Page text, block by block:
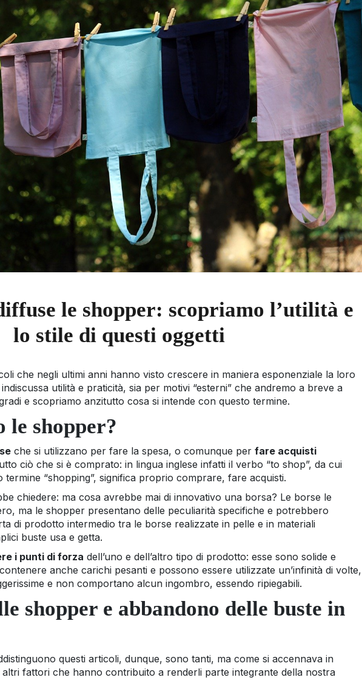
le shopper: scopriamo l’utilità e
lo stile di questi oggetti
che negli ultimi anni hanno visto crescere in maniera esponenziale la loro
utilità e praticità, sia per motivi “esterni” che andremo a breve a
e scopriamo anzitutto cosa si intende con questo termine.
le shopper?
che si utilizzano per fare la spesa, o comunque per fare acquisti
ciò che si è comprato: in lingua inglese infatti il verbo “to shop”, da cui
termine “shopping”, significa proprio comprare, fare acquisti.
chiedere: ma cosa avrebbe mai di innovativo una borsa? Le borse le
ma le shopper presentano delle peculiarità specifiche e potrebbero
di prodotto intermedio tra le borse realizzate in pelle e in materiali
buste usa e getta.
i punti di forza dell’uno e dell’altro tipo di prodotto: esse sono solide e
anche carichi pesanti e possono essere utilizzate un’infinità di volte,
e non comportano alcun ingombro, essendo ripiegabili.
shopper e abbandono delle buste in
questi articoli, dunque, sono tanti, ma come si accennava in
fattori che hanno contribuito a renderli parte integrante della nostra